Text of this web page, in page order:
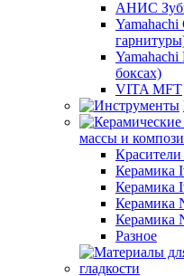
АНИС
боксах)
VITA MFT
массы и
Керамика
Керамика
Керамика
Керамика
Разное